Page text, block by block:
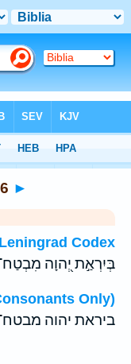
►
Codex
בְּיִרְאַ֣ת יְ֭הוָה
Only)
ביראת יהוה